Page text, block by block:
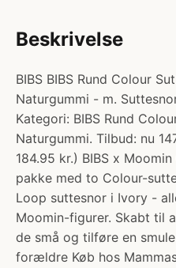
Beskrivelse
BIBS BIBS Rund Colour
Naturgummi - m.
Kategori: BIBS Rund
Naturgummi. Tilbud: nu
184.95 kr.) BIBS x
pakke med to Colour-
Loop suttesnor i Ivory -
Moomin-figurer. Skabt til
de små og tilføre en
forældre Køb hos